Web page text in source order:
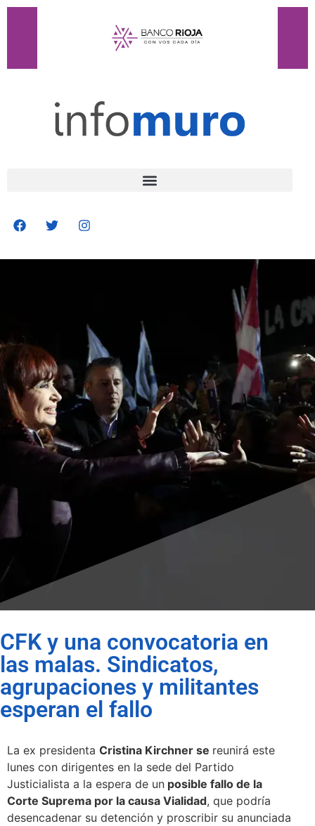
CFK y una convocatoria en
las malas. Sindicatos,
agrupaciones y militantes
esperan el fallo
La ex presidenta Cristina Kirchner se reunirá este
lunes con dirigentes en la sede del Partido
Justicialista a la espera de un posible fallo de la
Corte Suprema por la causa Vialidad, que podría
desencadenar su detención y proscribir su anunciada